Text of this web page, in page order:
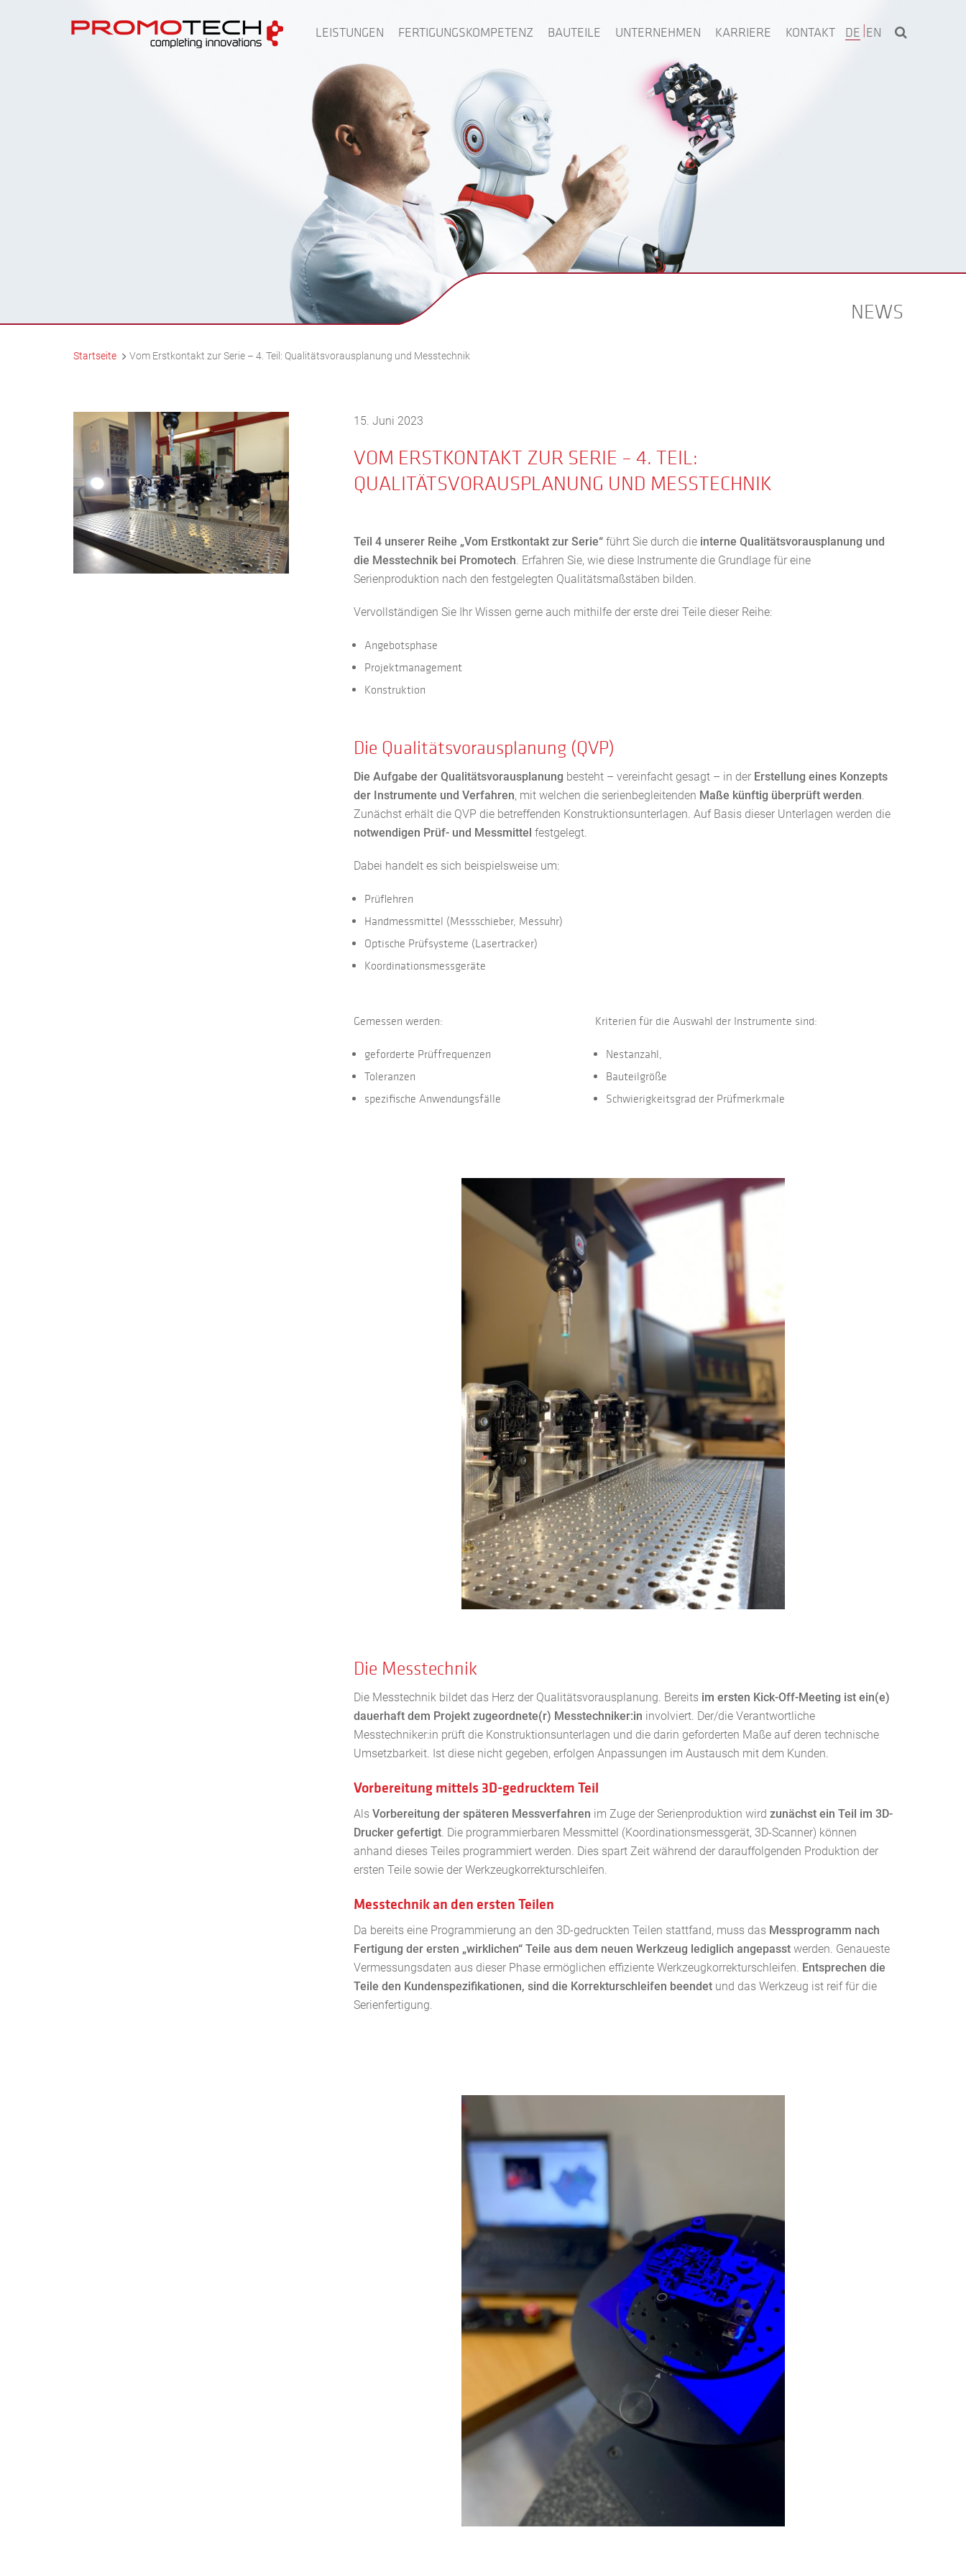
LEISTUNGEN FERTIGUNGSKOMPETENZ BAUTEILE UNTERNEHMEN KARRIERE KONTAKT DE EN
NEWS
Startseite Vom Erstkontakt zur Serie – 4. Teil: Qualitätsvorausplanung und Messtechnik
15. Juni 2023
VOM ERSTKONTAKT ZUR SERIE – 4. TEIL:
QUALITÄTSVORAUSPLANUNG UND MESSTECHNIK
Teil 4 unserer Reihe „Vom Erstkontakt zur Serie“ führt Sie durch die interne Qualitätsvorausplanung und
die Messtechnik bei Promotech. Erfahren Sie, wie diese Instrumente die Grundlage für eine
Serienproduktion nach den festgelegten Qualitätsmaßstäben bilden.
Vervollständigen Sie Ihr Wissen gerne auch mithilfe der erste drei Teile dieser Reihe:
Angebotsphase
Projektmanagement
Konstruktion
Die Qualitätsvorausplanung (QVP)
Die Aufgabe der Qualitätsvorausplanung besteht – vereinfacht gesagt – in der Erstellung eines Konzepts
der Instrumente und Verfahren, mit welchen die serienbegleitenden Maße künftig überprüft werden.
Zunächst erhält die QVP die betreffenden Konstruktionsunterlagen. Auf Basis dieser Unterlagen werden die
notwendigen Prüf- und Messmittel festgelegt.
Dabei handelt es sich beispielsweise um:
Prüflehren
Handmessmittel (Messschieber, Messuhr)
Optische Prüfsysteme (Lasertracker)
Koordinationsmessgeräte
Gemessen werden:
geforderte Prüffrequenzen
Toleranzen
spezifische Anwendungsfälle
Kriterien für die Auswahl der Instrumente sind:
Nestanzahl,
Bauteilgröße
Schwierigkeitsgrad der Prüfmerkmale
Die Messtechnik
Die Messtechnik bildet das Herz der Qualitätsvorausplanung. Bereits im ersten Kick-Off-Meeting ist ein(e)
dauerhaft dem Projekt zugeordnete(r) Messtechniker:in involviert. Der/die Verantwortliche
Messtechniker:in prüft die Konstruktionsunterlagen und die darin geforderten Maße auf deren technische
Umsetzbarkeit. Ist diese nicht gegeben, erfolgen Anpassungen im Austausch mit dem Kunden.
Vorbereitung mittels 3D-gedrucktem Teil
Als Vorbereitung der späteren Messverfahren im Zuge der Serienproduktion wird zunächst ein Teil im 3D-
Drucker gefertigt. Die programmierbaren Messmittel (Koordinationsmessgerät, 3D-Scanner) können
anhand dieses Teiles programmiert werden. Dies spart Zeit während der darauffolgenden Produktion der
ersten Teile sowie der Werkzeugkorrekturschleifen.
Messtechnik an den ersten Teilen
Da bereits eine Programmierung an den 3D-gedruckten Teilen stattfand, muss das Messprogramm nach
Fertigung der ersten „wirklichen“ Teile aus dem neuen Werkzeug lediglich angepasst werden. Genaueste
Vermessungsdaten aus dieser Phase ermöglichen effiziente Werkzeugkorrekturschleifen. Entsprechen die
Teile den Kundenspezifikationen, sind die Korrekturschleifen beendet und das Werkzeug ist reif für die
Serienfertigung.